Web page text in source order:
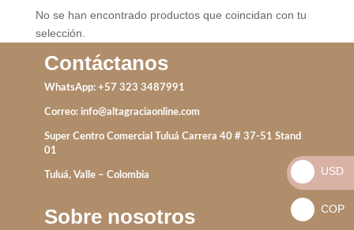
No se han encontrado productos que coincidan con tu
selección.
Contáctanos
WhatsApp: +57 323 3487991
Correo: info@altagraciaonline.com
Super Centro Comercial Tuluá Carrera 40 # 37-51 Stand
01
Tuluá, Valle – Colombia
Sobre nosotros
_
USD
USD
COP